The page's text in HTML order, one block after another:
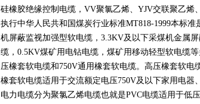
硅橡胶绝缘控制电缆， VV聚氯乙烯、 YJV交联聚乙烯、
执行中华人民共和国煤炭行业标准MT818-1999本标准
机屏蔽监视加强型软电缆， 3.3KV及以下采煤机金属屏
缆， 0.5KV煤矿用电钻电缆，煤矿用移动轻型软电缆
压橡套软电缆和 750V通用橡套软电缆。高压橡套软电
橡套软电缆适用于交流额定电压750V及以下家用电器
电力电缆分为聚氯乙烯电缆也就是PVC电缆适用于低